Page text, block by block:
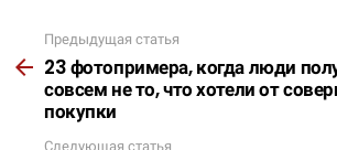
Подробнее
Предыдущая статья
23 фотопримера, когда люди
совсем не то, что хотели от
покупки